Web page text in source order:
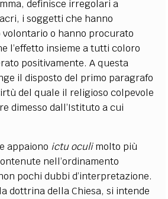
definisce irregolari a
, i soggetti che hanno
volontario o hanno procurato
l’effetto insieme a tutti coloro
positivamente.A questa
il disposto del primo paragrafo
del quale il religioso colpevole
dimesso dall’Istituto a cui
appaiono ictu oculimolto più
nell’ordinamento
pochi dubbi d’interpretazione.
dottrina della Chiesa, si intende